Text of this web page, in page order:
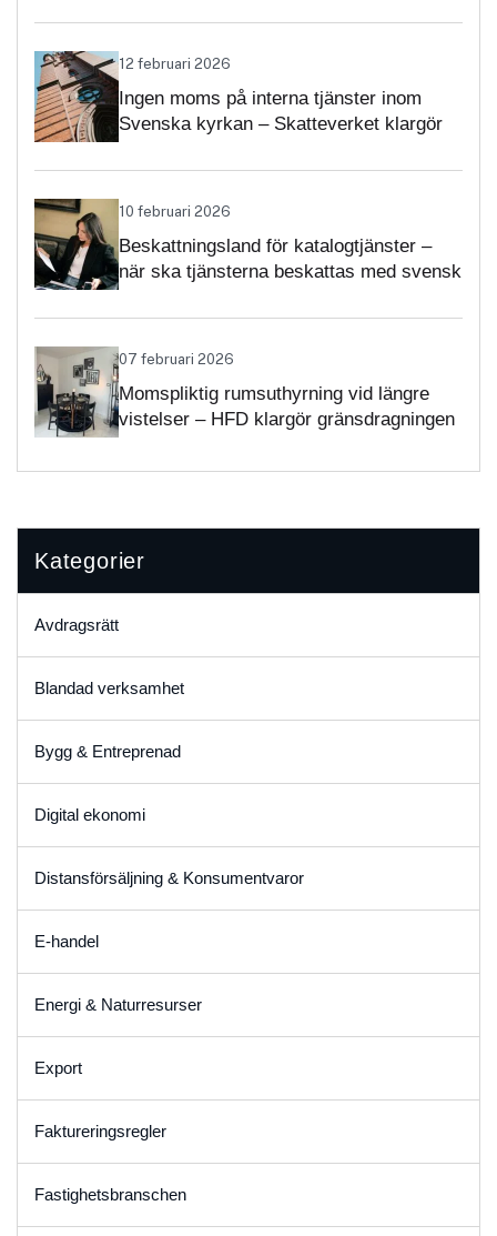
12 februari 2026
Ingen moms på interna tjänster inom
Svenska kyrkan – Skatteverket klargör
10 februari 2026
Beskattningsland för katalogtjänster –
när ska tjänsterna beskattas med svensk
07 februari 2026
Momspliktig rumsuthyrning vid längre
vistelser – HFD klargör gränsdragningen
Kategorier
Avdragsrätt
Blandad verksamhet
Bygg & Entreprenad
Digital ekonomi
Distansförsäljning & Konsumentvaror
E-handel
Energi & Naturresurser
Export
Faktureringsregler
Fastighetsbranschen